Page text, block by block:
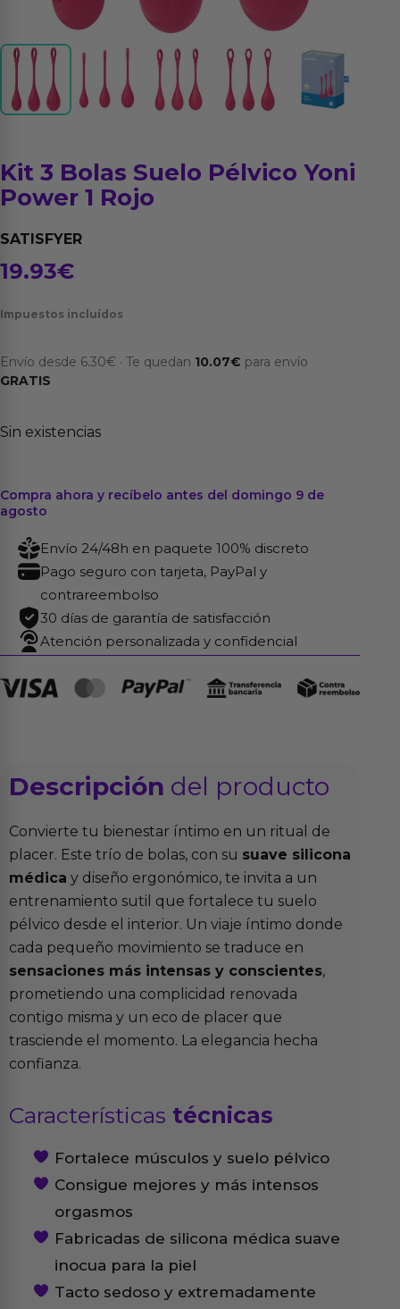
Kit 3 Bolas Suelo Pélvico Yoni
Power 1 Rojo
SATISFYER
19.93€
Impuestos incluídos
Envío desde 6.30€ · Te quedan 10.07€ para envío
GRATIS
Sin existencias
Compra ahora y recíbelo antes del domingo 9 de
agosto
Envío 24/48h en paquete 100% discreto
Pago seguro con tarjeta, PayPal y
contrareembolso
30 días de garantía de satisfacción
Atención personalizada y confidencial
Descripción del producto
Convierte tu bienestar íntimo en un ritual de
placer. Este trío de bolas, con su suave silicona
médica y diseño ergonómico, te invita a un
entrenamiento sutil que fortalece tu suelo
pélvico desde el interior. Un viaje íntimo donde
cada pequeño movimiento se traduce en
sensaciones más intensas y conscientes,
prometiendo una complicidad renovada
contigo misma y un eco de placer que
trasciende el momento. La elegancia hecha
confianza.
Características técnicas
Fortalece músculos y suelo pélvico
Consigue mejores y más intensos
orgasmos
Fabricadas de silicona médica suave
inocua para la piel
Tacto sedoso y extremadamente